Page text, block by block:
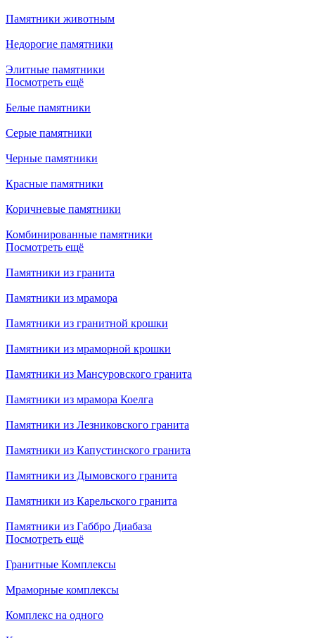
Памятники животным
Недорогие памятники
Элитные памятники
Посмотреть ещё
Белые памятники
Серые памятники
Черные памятники
Красные памятники
Коричневые памятники
Комбинированные памятники
Посмотреть ещё
Памятники из гранита
Памятники из мрамора
Памятники из гранитной крошки
Памятники из мраморной крошки
Памятники из Мансуровского гранита
Памятники из мрамора Коелга
Памятники из Лезниковского гранита
Памятники из Капустинского гранита
Памятники из Дымовского гранита
Памятники из Карельского гранита
Памятники из Габбро Диабаза
Посмотреть ещё
Гранитные Комплексы
Мраморные комплексы
Комплекс на одного